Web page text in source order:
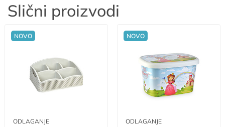
Slični proizvodi
NOVO
ODLAGANJE
NOVO
ODLAGANJE